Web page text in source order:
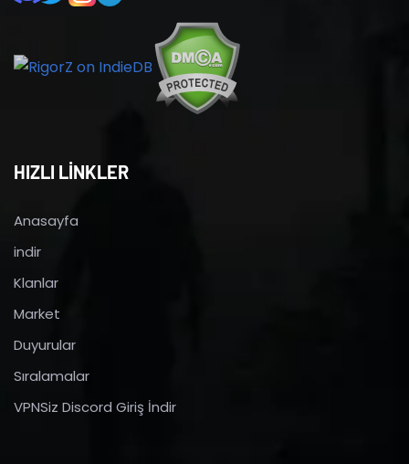
HIZLI LİNKLER
Anasayfa
indir
Klanlar
Market
Duyurular
Sıralamalar
VPNSiz Discord Giriş İndir